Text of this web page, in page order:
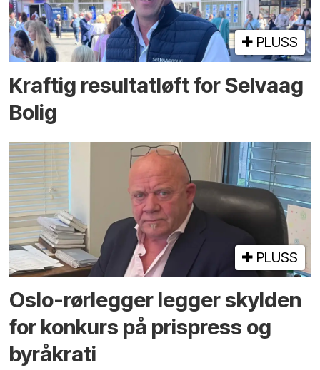
PLUSS
Kraftig resultatløft for Selvaag
Bolig
PLUSS
Oslo-rørlegger legger skylden
for konkurs på prispress og
byråkrati